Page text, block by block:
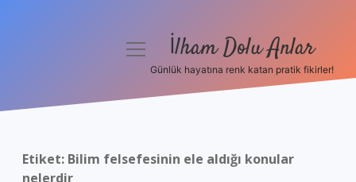
Yasal Uyarı
menüyü İlham Dolu Anlar
Günlük hayatına renk katan pratik fikirler!
Etiket: Bilim felsefesinin ele aldığı konular
nelerdir